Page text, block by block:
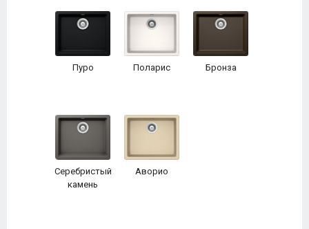
Пуро Поларис Бронза
Серебристый
камень
Аворио